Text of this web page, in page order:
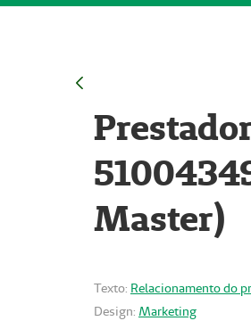
Master)
Texto: Relacionamento do
Design: Marketing